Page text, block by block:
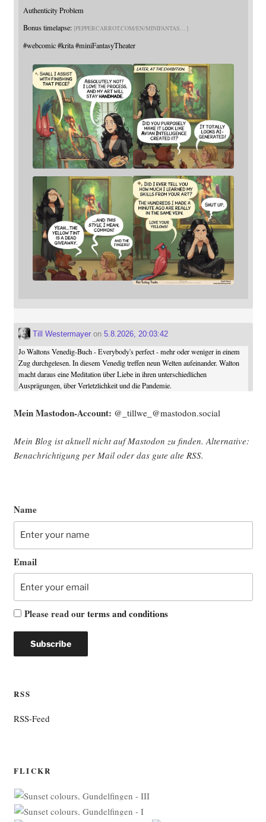
Authenticity Problem
Bonus timelapse: PEPPERCARROT.COM/EN/MINIFANTAS
#webcomic #krita #miniFantasyTheater
Till Westermayeron 5.8.2026, 20:03:42
Jo Waltons Venedig-Buch - Everybody's perfect - mehr oder weniger in einem
Zug durchgelesen. In diesem Venedig treffen neun Welten aufeinander. Walton
macht daraus eine Meditation über Liebe in ihren unterschiedlichen
Ausprägungen, über Verletzlichkeit und die Pandemie.
Mein Mast­o­don-Account: @_tillwe_@mastodon.social
Mein Blog ist aktu­ell nicht auf Mast­o­don zu fin­den. Alter­na­ti­ve:
Benach­rich­ti­gung per Mail oder das gute alte RSS.
Name
Email
Please read ourterms and conditions
RSS
RSS-Feed
FLICKR